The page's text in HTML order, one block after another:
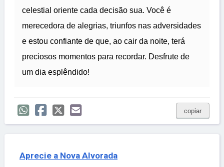
celestial oriente cada decisão sua. Você é
merecedora de alegrias, triunfos nas adversidades
e estou confiante de que, ao cair da noite, terá
preciosos momentos para recordar. Desfrute de
um dia esplêndido!
copiar
Aprecie a Nova Alvorada